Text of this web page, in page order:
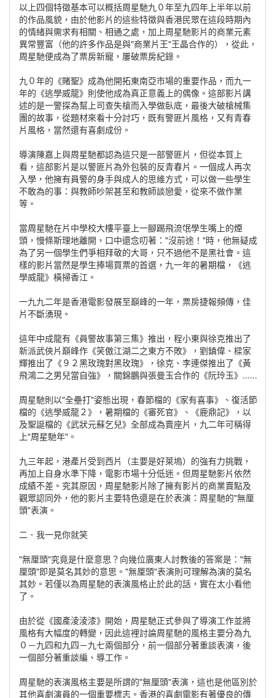
以上四個特徵基本可以概括周星馳九０年至九四年上半年以前
的作品風貌，由於他影片的這些特徵與香港民眾在這段時期內
的情緒與需求有相關、相通之處，加上周星馳影片的商業元素
異常豐富（他的許多作品是與"商業片王"王晶合作的），從此，
周星馳便成為了票房新寵，屢破票房紀錄。
九０年的《賭聖》成為他開拓東南亞市場的重要作品，而九一
年的《逃學威龍》則使他成為真正意義上的偶像。這部影片講
述的是一警探為幫上司查失槍而入學做臥底，最後大破槍械集
團的故事，從題材來看十分討巧，既有警匪片風格，又有青春
片風格，當然還有喜劇成份。
導演陳嘉上與周星馳都認為這只是一部警匪片，但從本質上
看，這部影片是以警匪片為外包裝的反青春片。一個成人再次
入學，他擁有員警的身手與成人的思維方式，可以做一些學生
不敢為的事：與教師吵架甚至和教師談戀愛，從來不做作業
等。
當周星馳在片中學校大樓平臺上一腳踢飛流氓學生嘴上的煙
頭，慢條斯理地離開，口中還念叨著："沒前途！"時，他無疑成
為了另一個學生們爭相拜敬的大哥，只不過他不是黑社會。這
樣的影片當然是學生捧場買票的首選，九一年的暑期檔，《逃
學威龍》橫掃香江。
一九九二年是香港電影發展至巔峰的一年，票房捷報頻傳，佳
片不斷湧現。
這年中成龍有《員警故事第三集》推出，程小東與徐克推出了
新派武俠片巔峰作《笑傲江湖二之東方不敗》，劉鎮偉、樑家
輝推出了《９２黑玫瑰對黑玫瑰》，徐克、李連傑推出了《黃
飛鴻二之男兒當自強》，關錦鵬與張曼玉合作的《阮玲玉》......
周星馳則以"全壘打"姿態出現，春節檔的《家有喜事》、復活節
檔的《逃學威龍２》，暑期檔的《審死官》、《鹿鼎記》，以
及聖誕檔的《武狀元蘇乞兒》全部成為賣座片，九二年可稱得
上"周星馳年"。
九三年起，港產片受到西片（主要是好萊塢）的強有力挑戰，
再加上自身水準下降，電影市場十分低迷。但周星馳影片依然
成績不差。究其原因，周星馳影片除了擁有影片的商業賣點及
觀眾認同外，他的影片主要特色還是在於表演：周星馳的"無厘
頭"表演。
二．我一見你就笑
"無厘頭"究竟是什麼意思？向幾位廣東人討教後的答案是："無
厘頭"即是莫名其妙的意思。"無厘頭"表演則可理解為演的莫名
其妙。若僅以為周星馳的表演風格止於此的話，實在太小看他
了。
由於從《國產淩淩漆》開始，周星馳正式參與了導演工作並將
風格有大幅度的轉變，因此這裡討論周星馳的風格主要分為九
０－九四和九四－九七兩個部分，前一個部分著重談表演，後
一個部分著重談編、導工作。
周星馳的表演風格主要是所謂的"無厘頭"表演，這也是他區別於
其他喜劇演員的一個重要標志。香港的喜劇電影有著優良的傳